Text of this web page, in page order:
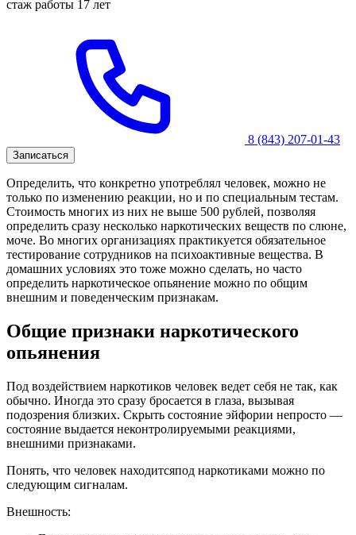
стаж работы 17 лет
8 (843) 207-01-43
Записаться
Определить, что конкретно употреблял человек, можно не
только по изменению реакции, но и по специальным тестам.
Стоимость многих из них не выше 500 рублей, позволяя
определить сразу несколько наркотических веществ по слюне,
моче. Во многих организациях практикуется обязательное
тестирование сотрудников на психоактивные вещества. В
домашних условиях это тоже можно сделать, но часто
определить наркотическое опьянение можно по общим
внешним и поведенческим признакам.
Общие признаки наркотического
опьянения
Под воздействием наркотиков человек ведет себя не так, как
обычно. Иногда это сразу бросается в глаза, вызывая
подозрения близких. Скрыть состояние эйфории непросто —
состояние выдается неконтролируемыми реакциями,
внешними признаками.
Понять, что человек находитсяпод наркотиками можно по
следующим сигналам.
Внешность: